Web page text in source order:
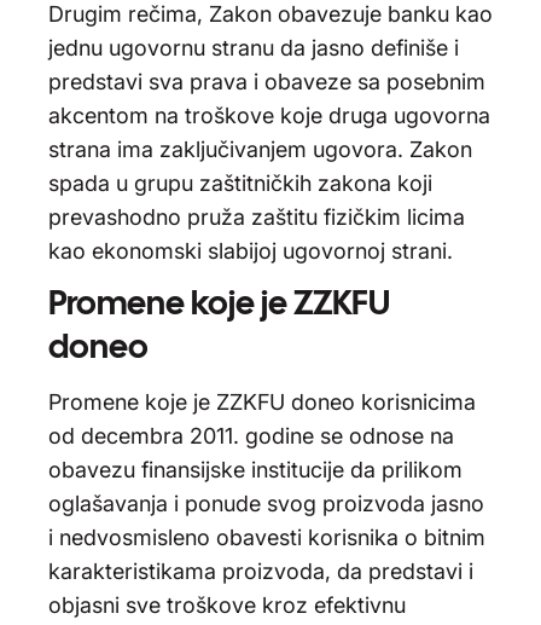
Drugim rečima, Zakon obavezuje banku kao
jednu ugovornu stranu da jasno definiše i
predstavi sva prava i obaveze sa posebnim
akcentom na troškove koje druga ugovorna
strana ima zaključivanjem ugovora. Zakon
spada u grupu zaštitničkih zakona koji
prevashodno pruža zaštitu fizičkim licima
kao ekonomski slabijoj ugovornoj strani.
Promene koje je ZZKFU
doneo
Promene koje je ZZKFU doneo korisnicima
od decembra 2011. godine se odnose na
obavezu finansijske institucije da prilikom
oglašavanja i ponude svog proizvoda jasno
i nedvosmisleno obavesti korisnika o bitnim
karakteristikama proizvoda, da predstavi i
objasni sve troškove kroz efektivnu